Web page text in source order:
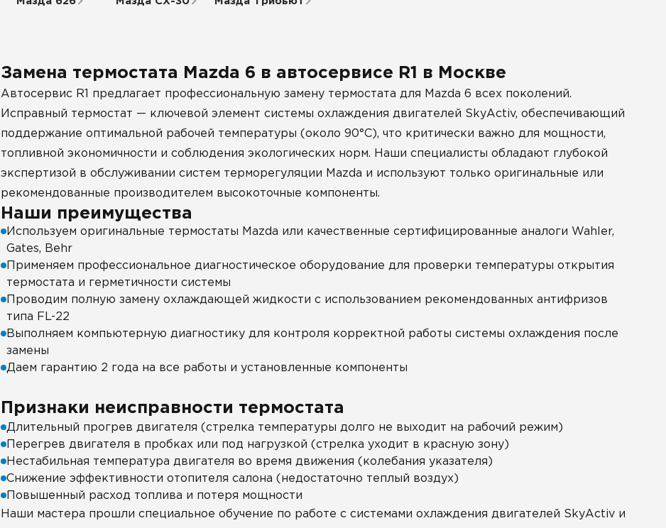
Замена термостата Mazda 6 в автосервисе R1 в Москве
Автосервис R1 предлагает профессиональную замену термостата для Mazda 6 всех поколений.
Исправный термостат — ключевой элемент системы охлаждения двигателей SkyActiv, обеспечивающий
поддержание оптимальной рабочей температуры (около 90°C), что критически важно для мощности,
топливной экономичности и соблюдения экологических норм. Наши специалисты обладают глубокой
экспертизой в обслуживании систем терморегуляции Mazda и используют только оригинальные или
рекомендованные производителем высокоточные компоненты.
Наши преимущества
Используем оригинальные термостаты Mazda или качественные сертифицированные аналоги Wahler,
Gates, Behr
Применяем профессиональное диагностическое оборудование для проверки температуры открытия
термостата и герметичности системы
Проводим полную замену охлаждающей жидкости с использованием рекомендованных антифризов
типа FL-22
Выполняем компьютерную диагностику для контроля корректной работы системы охлаждения после
замены
Даем гарантию 2 года на все работы и установленные компоненты
Признаки неисправности термостата
Длительный прогрев двигателя (стрелка температуры долго не выходит на рабочий режим)
Перегрев двигателя в пробках или под нагрузкой (стрелка уходит в красную зону)
Нестабильная температура двигателя во время движения (колебания указателя)
Снижение эффективности отопителя салона (недостаточно теплый воздух)
Повышенный расход топлива и потеря мощности
Наши мастера прошли специальное обучение по работе с системами охлаждения двигателей SkyActiv и